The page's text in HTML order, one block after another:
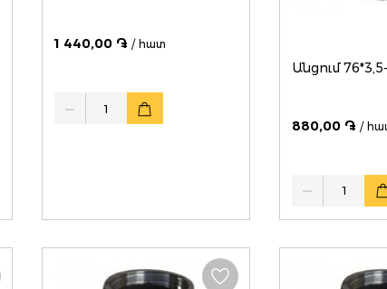
1 440,00 ֏ / հատ
880,00 ֏ /